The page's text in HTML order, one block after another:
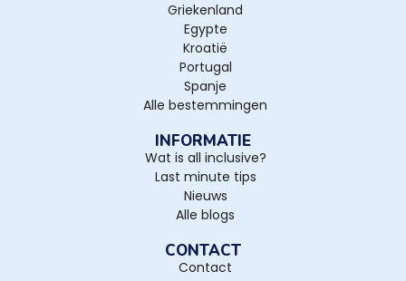
Griekenland
Egypte
Kroatië
Portugal
Spanje
Alle bestemmingen
INFORMATIE
Wat is all inclusive?
Last minute tips
Nieuws
Alle blogs
CONTACT
Contact